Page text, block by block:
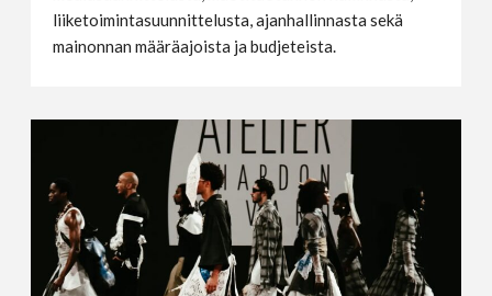
liiketoimintasuunnittelusta, ajanhallinnasta sekä
mainonnan määräajoista ja budjeteista.